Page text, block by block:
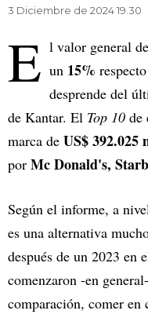
3 Diciembre de 2024 19.30
E l valor general
un 15%
desprende del
de Kantar. El Top 10 de
marca de US$ 392.025
por Mc Donald's,
Según el informe, a
es una alternativa
después de un 2023 en
comenzaron -en
comparación, comer en